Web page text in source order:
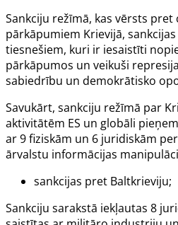
Sankciju režīmā, kas vērsts pret
pārkāpumiem Krievijā,
tiesnešiem, kuri ir iesaistīti
pārkāpumos un veikuši
sabiedrību un demokrātisko
Savukārt, sankciju režīmā par
aktivitātēm ES un globāli
ar 9 fiziskām un 6 juridiskām
ārvalstu informācijas
sankcijas pret Baltkrieviju;
Sankciju sarakstā iekļautas 8